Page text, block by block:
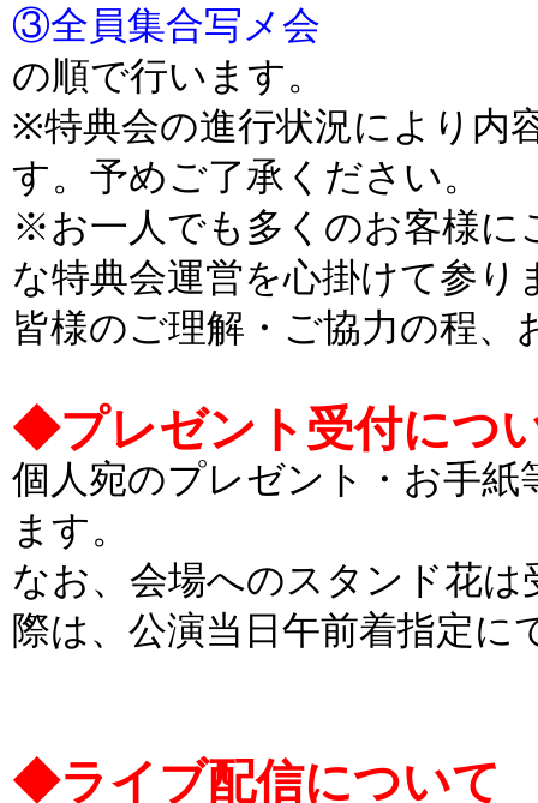
③全員集合写メ会
の順で行います。
※特典会の進行状況により内
す。予めご了承ください。
※お一人でも多くのお客様に
な特典会運営を心掛けて参り
皆様のご理解・ご協力の程、
◆プレゼント受付につ
個人宛のプレゼント・お手
ます。
なお、会場へのスタンド花
際は、公演当日午前着指定に
◆ライブ配信につい